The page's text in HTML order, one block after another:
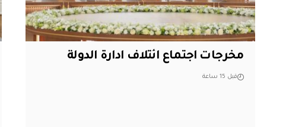
مخرجات اجتماع ائتلاف ادارة الدولة
قبل 15 ساعة